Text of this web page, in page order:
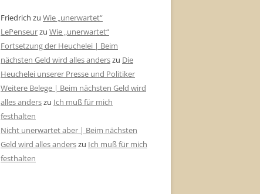
Friedrich zu Wie „unerwartet“
LePenseurzu Wie „unerwartet“
Fortsetzung der Heuchelei | Beim
nächsten Geld wird alles anderszu Die
Heuchelei unserer Presse und Politiker
Weitere Belege | Beim nächsten Geld wird
alles anderszu Ich muß für mich
festhalten
Nicht unerwartet aber | Beim nächsten
Geld wird alles anderszu Ich muß für mich
festhalten